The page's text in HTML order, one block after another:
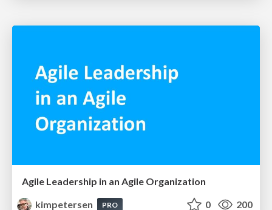
Agile Leadership in an Agile Organization
kimpetersen
PRO 0 200